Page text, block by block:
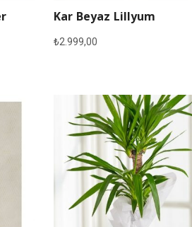
Kar Beyaz Lillyum
₺2.999,00